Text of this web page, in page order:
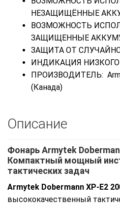
НЕЗАЩИЩЁННЫЕ
ВОЗМОЖНОСТЬ
ЗАЩИЩЕННЫЕ
ЗАЩИТА ОТ
ИНДИКАЦИЯ НИЗКОГО
ПРОИЗВОДИТЕЛЬ:
(Канада)
Описание
Фонарь Armytek
Компактный мощный
тактических задач
Armytek Dobermann XP-E2
высококачественный